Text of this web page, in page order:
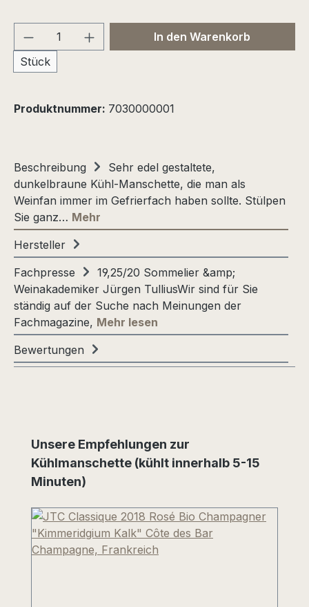
Produkt Anzahl: Gib den
Stück
In den Warenkorb
Produktnummer: 7030000001
Beschreibung
Sehr edel gestaltete,
dunkelbraune Kühl-Manschette, die man als
Weinfan immer im Gefrierfach haben sollte. Stülpen
Sie ganz… Mehr
Hersteller
Fachpresse
19,25/20 Sommelier &amp;
Weinakademiker Jürgen TulliusWir sind für Sie
ständig auf der Suche nach Meinungen der
Fachmagazine, Mehr lesen
Bewertungen
Produktgalerie überspringen
Unsere Empfehlungen zur
Kühlmanschette (kühlt innerhalb 5-15
Minuten)